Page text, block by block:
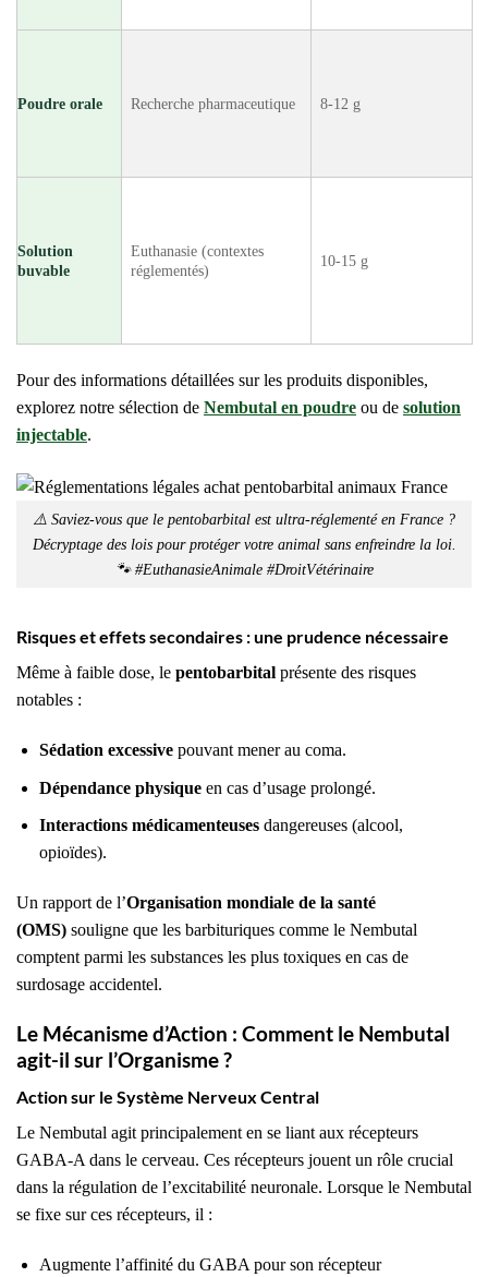
Poudre orale Recherche pharmaceutique 8-12 g
Solution
buvable
Euthanasie (contextes
réglementés)
10-15 g
Pour des informations détaillées sur les produits disponibles,
explorez notre sélection de Nembutal en poudre ou de solution
injectable.
⚠️ Saviez-vous que le pentobarbital est ultra-réglementé en France ?
Décryptage des lois pour protéger votre animal sans enfreindre la loi.
🐾 #EuthanasieAnimale #DroitVétérinaire
Risques et effets secondaires : une prudence nécessaire
Même à faible dose, le pentobarbital présente des risques
notables :
Sédation excessivepouvant mener au coma.
Dépendance physiqueen cas d’usage prolongé.
Interactions médicamenteusesdangereuses (alcool,
opioïdes).
Un rapport de l’Organisation mondiale de la santé
(OMS) souligne que les barbituriques comme le Nembutal
comptent parmi les substances les plus toxiques en cas de
surdosage accidentel.
Le Mécanisme d’Action : Comment le Nembutal
agit-il sur l’Organisme ?
Action sur le Système Nerveux Central
Le Nembutal agit principalement en se liant aux récepteurs
GABA-A dans le cerveau. Ces récepteurs jouent un rôle crucial
dans la régulation de l’excitabilité neuronale. Lorsque le Nembutal
se fixe sur ces récepteurs, il :
Augmente l’affinité du GABA pour son récepteur